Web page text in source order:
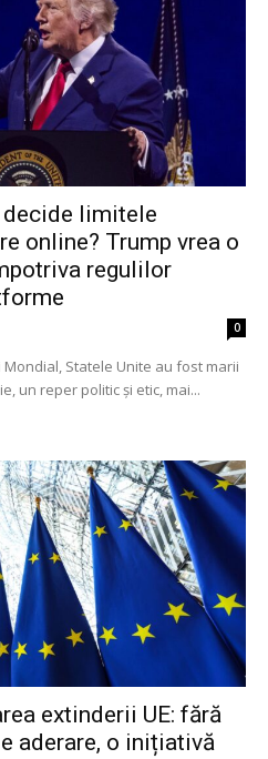
decide limitele
online? Trump vrea o
regulilor
0
Statele Unite au fost marii
un reper politic și etic, mai...
extinderii UE: fără
aderare, o inițiativă